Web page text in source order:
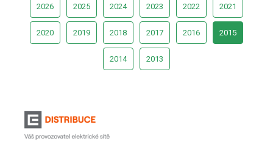
2026 2025 2024 2023 2022 2021
2020 2019 2018 2017 2016 2015
2014 2013